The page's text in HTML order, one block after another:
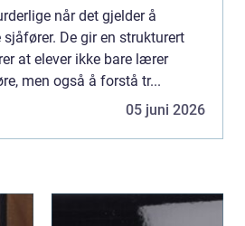
når det gjelder å
De gir en strukturert
at elever ikke bare lærer
men også å forstå tr...
05 juni 2026